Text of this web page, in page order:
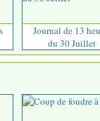
Journal de 13
du 30 Juillet